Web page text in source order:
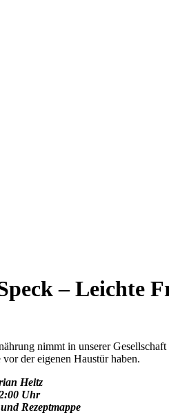
– Leichte
nimmt in unserer
der eigenen Haustür haben.
Heitz
Uhr
Rezeptmappe